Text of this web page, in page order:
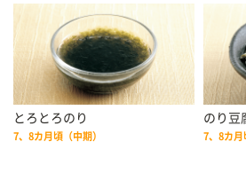
とろとろのり
7、8カ月頃（中期）
のり豆
7、8カ月